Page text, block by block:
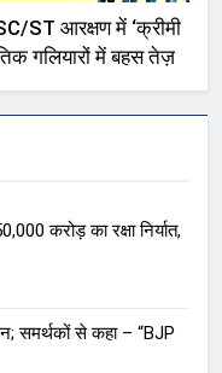
ST आरक्षण में ‘क्रीमी
गलियारों में बहस तेज़
करोड़ का रक्षा निर्यात,
समर्थकों से कहा – “BJP